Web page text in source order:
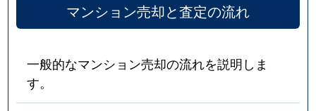
マンション売却と査定の流れ
一般的なマンション売却の流れを説明しま
す。